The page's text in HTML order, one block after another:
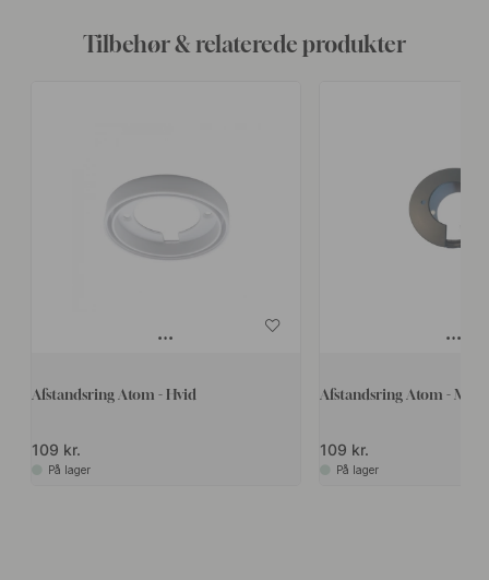
Tilbehør & relaterede produkter
Afstandsring Atom - Hvid
109 kr.
På lager
Afstandsring Atom - Mat
109 kr.
På lager